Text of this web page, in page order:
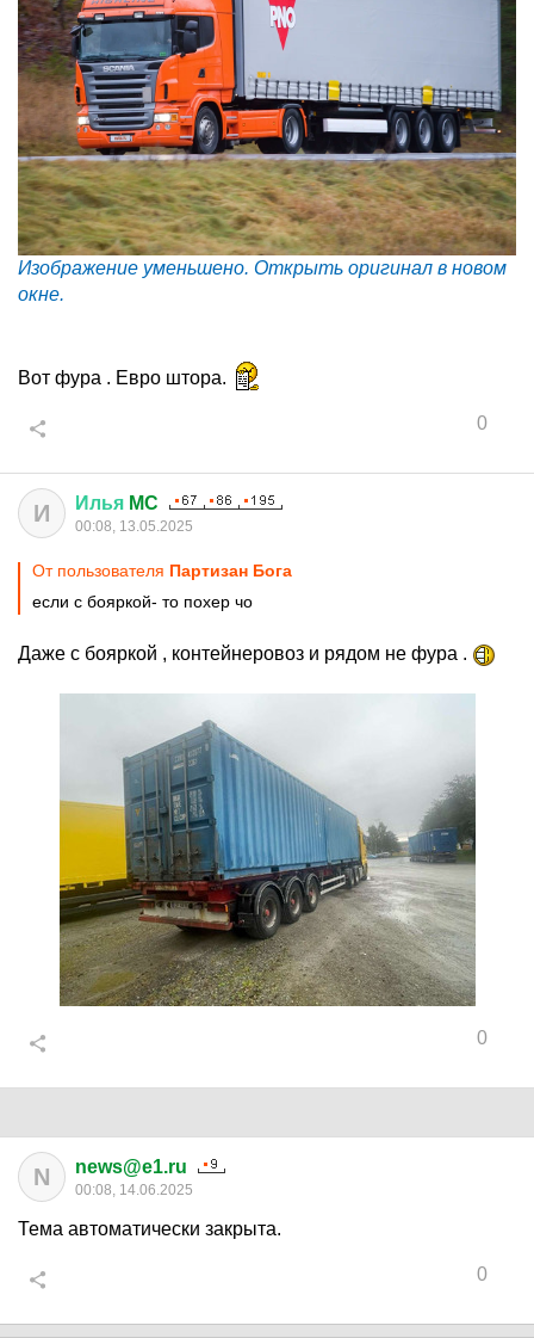
Изображение уменьшено. Открыть оригинал в новом
окне.
Вот фура . Евро штора.
0
И Илья MC
00:08, 13.05.2025
От пользователя Партизан Бога
если с бояркой- то похер чо
Даже с бояркой , контейнеровоз и рядом не фура .
0
N news@e1.ru
00:08, 14.06.2025
Тема автоматически закрыта.
0